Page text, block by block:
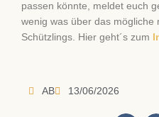
passen könnte, meldet euch
wenig was über das mögliche
Schützlings. Hier geht´s zum
AB 13/06/2026